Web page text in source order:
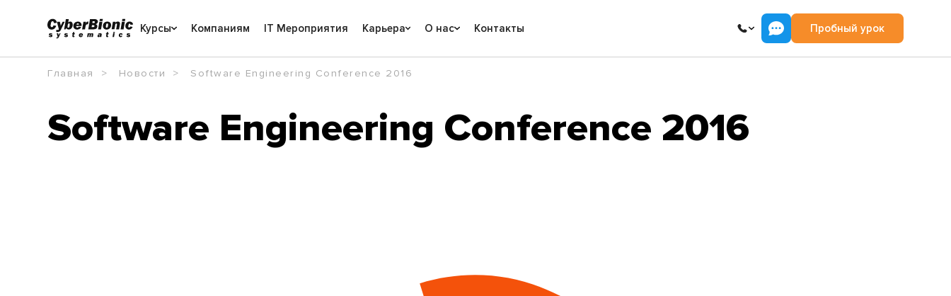
Курсы Компаниям IT Мероприятия Карьера О нас Контакты Пробный урок
Главная Новости Software Engineering Conference 2016
Software Engineering Conference 2016